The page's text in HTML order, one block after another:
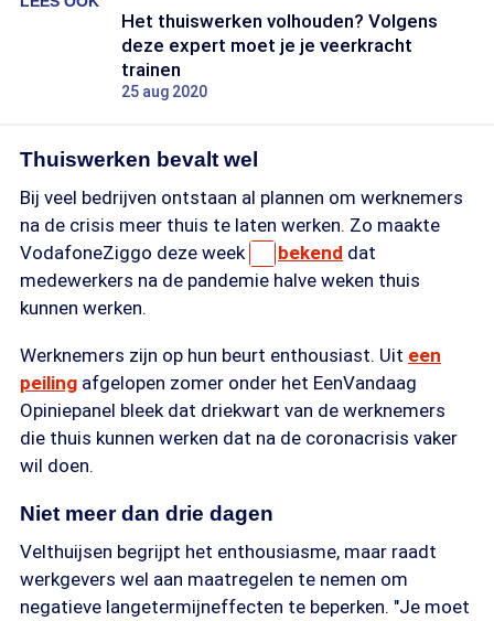
Het thuiswerken volhouden? Volgens
deze expert moet je je veerkracht
trainen
25 aug 2020
Thuiswerken bevalt wel
Bij veel bedrijven ontstaan al plannen om werknemers
na de crisis meer thuis te laten werken. Zo maakte
VodafoneZiggo deze week
bekend dat
medewerkers na de pandemie halve weken thuis
kunnen werken.
Werknemers zijn op hun beurt enthousiast. Uit een
peiling afgelopen zomer onder het EenVandaag
Opiniepanel bleek dat driekwart van de werknemers
die thuis kunnen werken dat na de coronacrisis vaker
wil doen.
Niet meer dan drie dagen
Velthuijsen begrijpt het enthousiasme, maar raadt
werkgevers wel aan maatregelen te nemen om
negatieve langetermijneffecten te beperken. "Je moet